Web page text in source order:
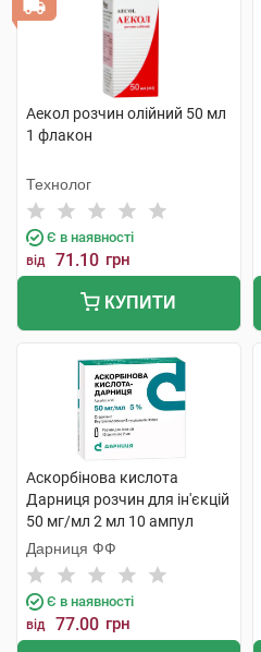
Аекол розчин олійний 50 мл
1 флакон
Технолог
Є в наявності
від 71.10 грн
КУПИТИ
Аскорбінова кислота
Дарниця розчин для ін'єкцій
50 мг/мл 2 мл 10 ампул
Дарниця ФФ
Є в наявності
від 77.00 грн